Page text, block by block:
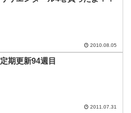
2010.08.05
定期更新94週目
2011.07.31